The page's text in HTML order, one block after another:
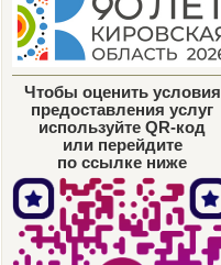
Чтобы оценить условия
предоставления услуг
используйте QR-код
или перейдите
по ссылке ниже